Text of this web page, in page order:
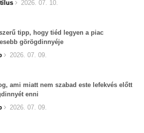
2026. 07. 10.
tipp, hogy tiéd legyen a piac
görögdinnyéje
2026. 07. 09.
ami miatt nem szabad este lefekvés előtt
enni
2026. 07. 09.